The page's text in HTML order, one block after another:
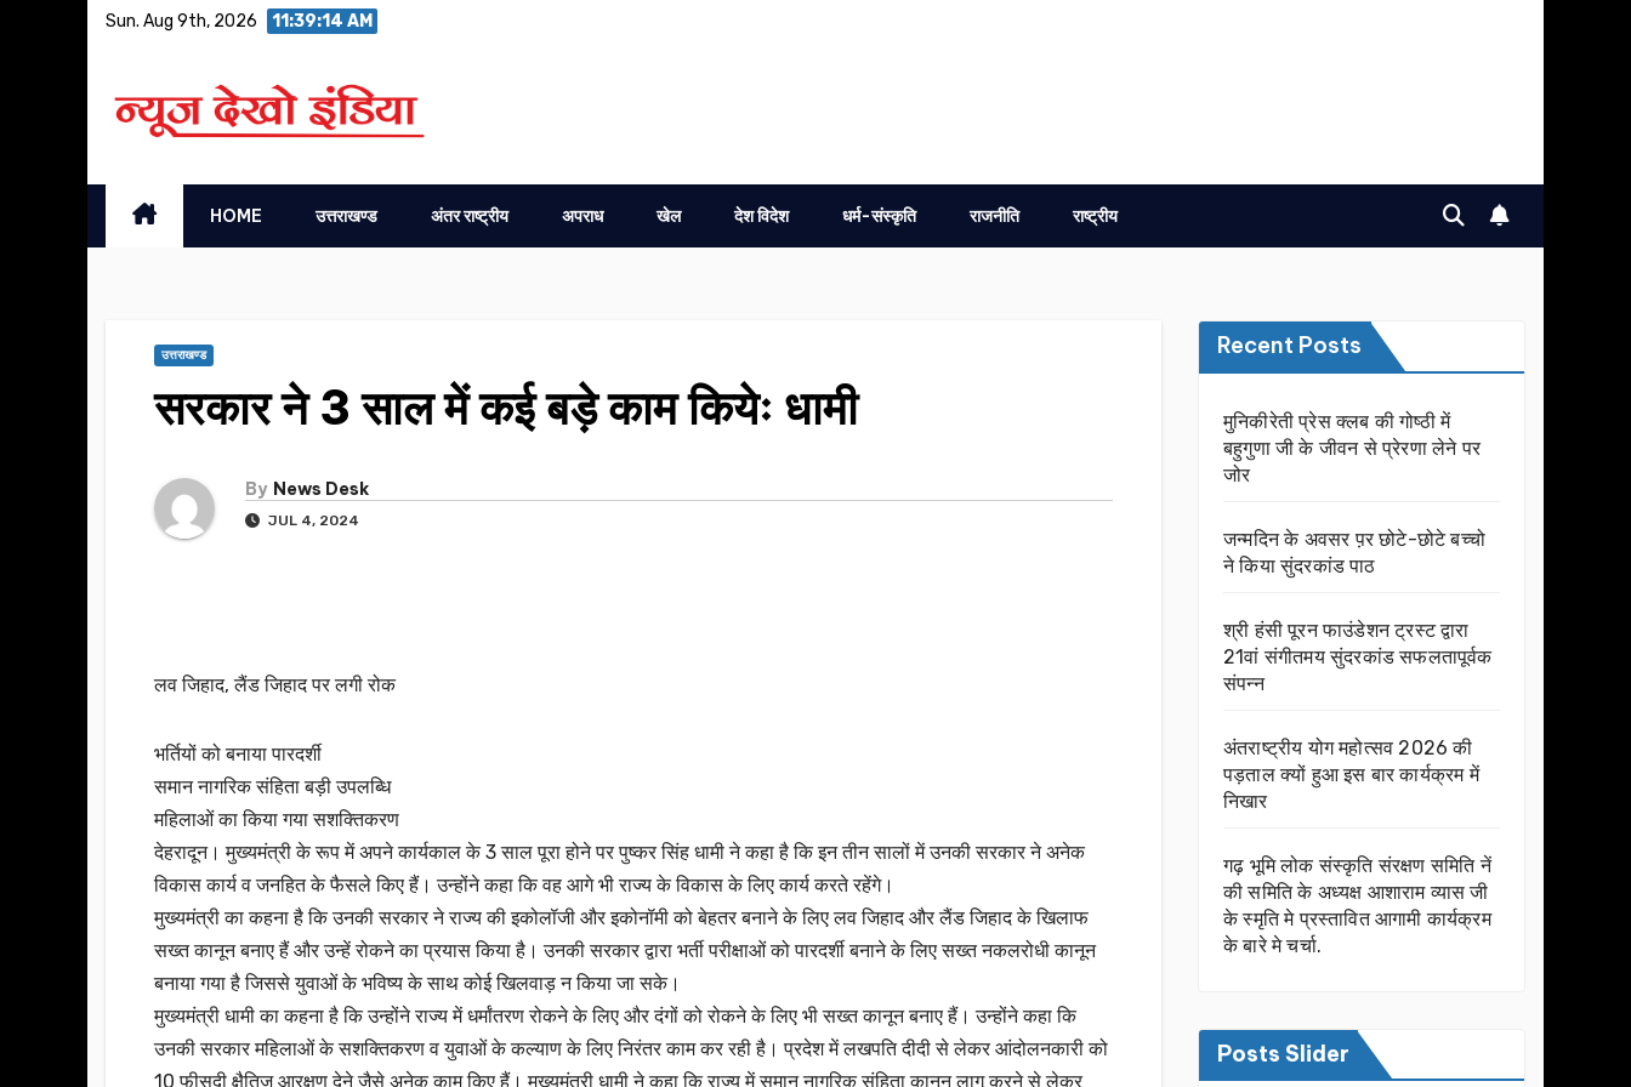
Sun. Aug 9th, 2026 11:39:15 AM
HOME उत्तराखण्ड अंतर राष्ट्रीय अपराध खेल देश विदेश धर्म-संस्कृति राजनीति राष्ट्रीय
उत्तराखण्ड
सरकार ने 3 साल में कई बड़े काम कियेः धामी
By News Desk
JUL 4, 2024
लव जिहाद, लैंड जिहाद पर लगी रोक
भर्तियों को बनाया पारदर्शी
समान नागरिक संहिता बड़ी उपलब्धि
महिलाओं का किया गया सशक्तिकरण
देहरादून। मुख्यमंत्री के रूप में अपने कार्यकाल के 3 साल पूरा होने पर पुष्कर सिंह धामी ने कहा है कि इन तीन सालों में उनकी सरकार ने अनेक
विकास कार्य व जनहित के फैसले किए हैं। उन्होंने कहा कि वह आगे भी राज्य के विकास के लिए कार्य करते रहेंगे।
मुख्यमंत्री का कहना है कि उनकी सरकार ने राज्य की इकोलॉजी और इकोनॉमी को बेहतर बनाने के लिए लव जिहाद और लैंड जिहाद के खिलाफ
सख्त कानून बनाए हैं और उन्हें रोकने का प्रयास किया है। उनकी सरकार द्वारा भर्ती परीक्षाओं को पारदर्शी बनाने के लिए सख्त नकलरोधी कानून
बनाया गया है जिससे युवाओं के भविष्य के साथ कोई खिलवाड़ न किया जा सके।
मुख्यमंत्री धामी का कहना है कि उन्होंने राज्य में धर्मांतरण रोकने के लिए और दंगों को रोकने के लिए भी सख्त कानून बनाए हैं। उन्होंने कहा कि
उनकी सरकार महिलाओं के सशक्तिकरण व युवाओं के कल्याण के लिए निरंतर काम कर रही है। प्रदेश में लखपति दीदी से लेकर आंदोलनकारी को
10 फीसदी क्षैतिज आरक्षण देने जैसे अनेक काम किए हैं। मुख्यमंत्री धामी ने कहा कि राज्य में समान नागरिक संहिता कानून लागू करने से लेकर
Recent Posts
मुनिकीरेती प्रेस क्लब की गोष्ठी में
बहुगुणा जी के जीवन से प्रेरणा लेने पर
जोर
जन्मदिन के अवसर प़र छोटे-छोटे बच्चो
ने किया सुंदरकांड पाठ
श्री हंसी पूरन फाउंडेशन ट्रस्ट द्वारा
21वां संगीतमय सुंदरकांड सफलतापूर्वक
संपन्न
अंतराष्ट्रीय योग महोत्सव 2026 की
पड़ताल क्यों हुआ इस बार कार्यक्रम में
निखार
गढ़ भूमि लोक संस्कृति संरक्षण समिति नें
की समिति के अध्यक्ष आशाराम व्यास जी
के स्मृति मे प्रस्तावित आगामी कार्यक्रम
के बारे मे चर्चा.
Posts Slider